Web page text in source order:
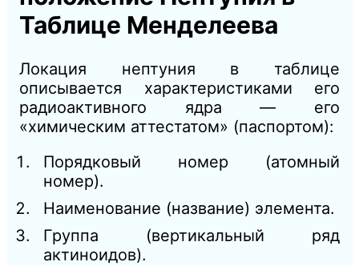
Таблице Менделеева
Локация нептуния в таблице
описывается характеристиками его
радиоактивного ядра — его
«химическим аттестатом» (паспортом):
Порядковый номер (атомный
номер).
Наименование (название) элемента.
Группа (вертикальный ряд
актиноидов).